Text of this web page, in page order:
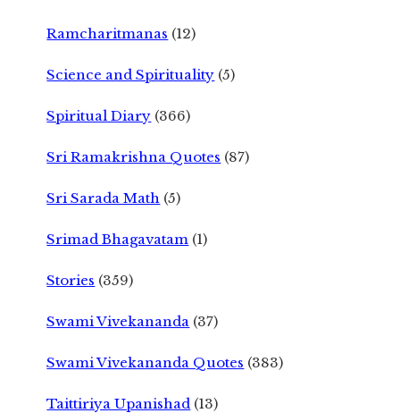
Ramcharitmanas (12)
Science and Spirituality (5)
Spiritual Diary (366)
Sri Ramakrishna Quotes (87)
Sri Sarada Math (5)
Srimad Bhagavatam (1)
Stories (359)
Swami Vivekananda (37)
Swami Vivekananda Quotes (383)
Taittiriya Upanishad (13)